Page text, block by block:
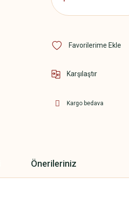
Karşılaştır
Kargo bedava
Önerileriniz